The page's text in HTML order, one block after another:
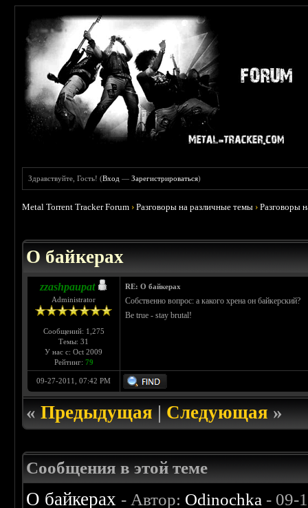
Здравствуйте, Гость! (Вход —Зарегистрироваться)
Metal Torrent Tracker Forum ›Разговоры на различные темы ›Разговоры
О байкерах
zzashpaupat
Administrator
Сообщений: 1,275
Темы: 31
У нас с: Oct 2009
Рейтинг: 79
RE: О байкерах
Собственно вопрос: а какого хрена он байкерский?
Be true - stay brutal!
09-27-2011, 07:42 PM
«Предыдущая|Следующая»
Сообщения в этой теме
О байкерах - Автор: Odinochka - 09-